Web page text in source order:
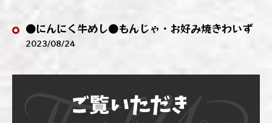
●にんにく牛めし●もんじゃ・お好み焼きわいず
2023/08/24